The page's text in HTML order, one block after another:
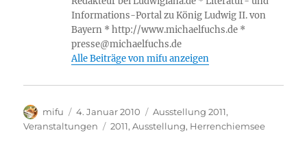
is
h
Li
st
Informations-Portal zu König Ludwig II. von
Bayern * http://www.michaelfuchs.de *
presse@michaelfuchs.de
Alle Beiträge von mifu anzeigen
Autor
mifu
Veröffentlicht
am
4. Januar 2010 Kategorien
Ausstellung 2011,
Veranstaltungen
Schlagwörter
2011,Ausstellung, Herrenchiemsee